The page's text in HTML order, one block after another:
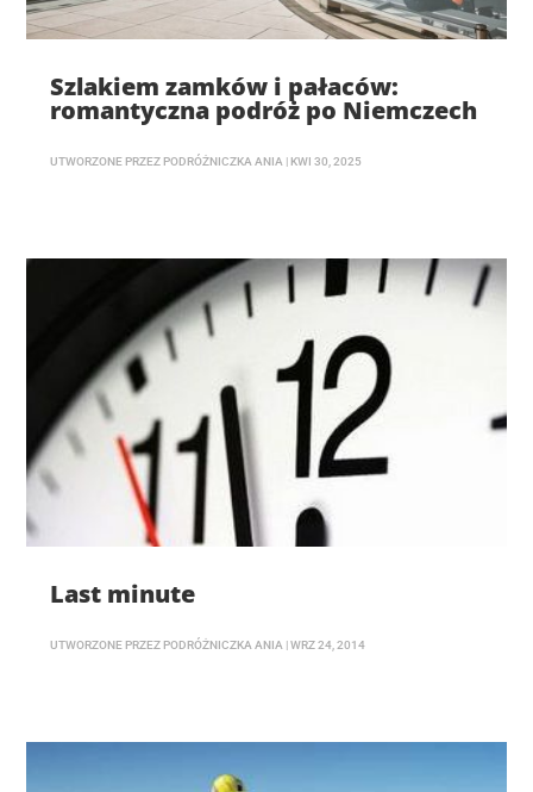
Szlakiem zamków i pałaców:
romantyczna podróż po Niemczech
UTWORZONE PRZEZ PODRÓŻNICZKA ANIA | KWI 30, 2025
Last minute
UTWORZONE PRZEZ PODRÓŻNICZKA ANIA |WRZ 24, 2014